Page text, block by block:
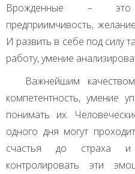
Врожденные – это
предприимчивость,
И развить в себе под силу
работу, умение
Важнейшим
компетентность, умение
понимать их.
одного дня могут
счастья до страха
контролировать эти